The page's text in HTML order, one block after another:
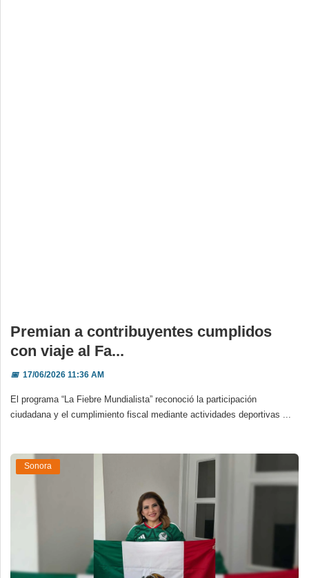
Premian a contribuyentes cumplidos
con viaje al Fa...
📅17/06/2026 11:36 AM
El programa “La Fiebre Mundialista” reconoció la participación
ciudadana y el cumplimiento fiscal mediante actividades deportivas ...
Sonora